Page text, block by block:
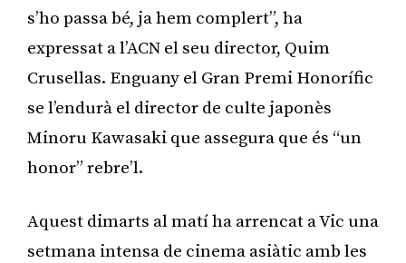
s’ho passa bé, ja hem complert”, ha
expressat a l’ACN el seu director, Quim
Crusellas. Enguany el Gran Premi Honorífic
se l’endurà el director de culte japonès
Minoru Kawasaki que assegura que és “un
honor” rebre’l.
Aquest dimarts al matí ha arrencat a Vic una
setmana intensa de cinema asiàtic amb les